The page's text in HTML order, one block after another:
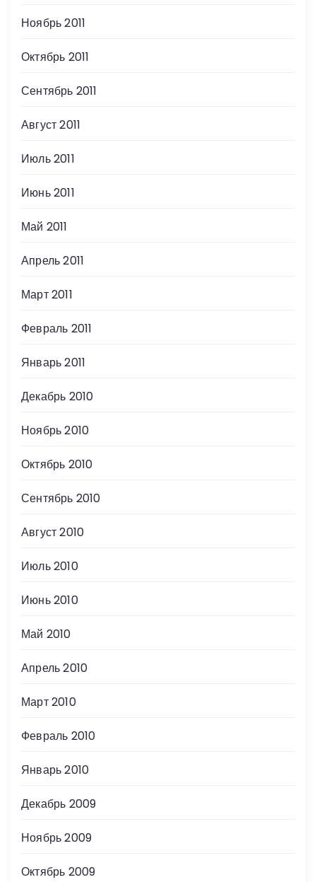
Ноябрь 2011
Октябрь 2011
Сентябрь 2011
Август 2011
Июль 2011
Июнь 2011
Май 2011
Апрель 2011
Март 2011
Февраль 2011
Январь 2011
Декабрь 2010
Ноябрь 2010
Октябрь 2010
Сентябрь 2010
Август 2010
Июль 2010
Июнь 2010
Май 2010
Апрель 2010
Март 2010
Февраль 2010
Январь 2010
Декабрь 2009
Ноябрь 2009
Октябрь 2009